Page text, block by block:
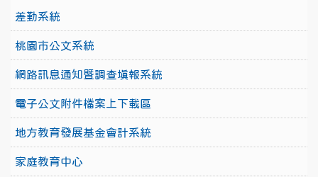
差勤系統
桃園市公文系統
網路訊息通知暨調查填報系統
電子公文附件檔案上下載區
地方教育發展基金會計系統
家庭教育中心